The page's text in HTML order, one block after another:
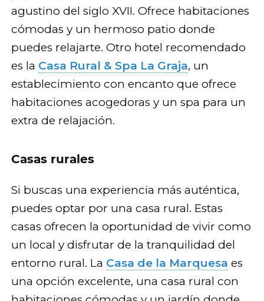
agustino del siglo XVII. Ofrece habitaciones
cómodas y un hermoso patio donde
puedes relajarte. Otro hotel recomendado
es la Casa Rural & Spa La Graja, un
establecimiento con encanto que ofrece
habitaciones acogedoras y un spa para un
extra de relajación.
Casas rurales
Si buscas una experiencia más auténtica,
puedes optar por una casa rural. Estas
casas ofrecen la oportunidad de vivir como
un local y disfrutar de la tranquilidad del
entorno rural. La Casa de la Marquesa es
una opción excelente, una casa rural con